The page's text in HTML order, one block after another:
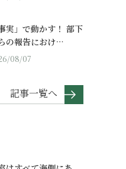
事実」で動かす！ 部下
の報告におけ…
08/07
記事一覧へ